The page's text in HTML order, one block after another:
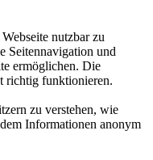
nutzbar zu
Seitennavigation und
ermöglichen. Die
richtig funktionieren.
zu verstehen, wie
Informationen anonym